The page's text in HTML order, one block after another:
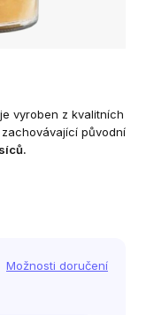
je vyroben z kvalitních
původní
Možnosti doručení